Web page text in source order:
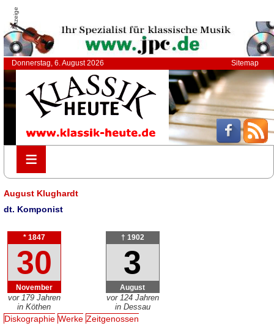
Anzeige
Donnerstag, 6. August 2026 Sitemap
≡
≡
August Klughardt
dt. Komponist
* 1847
30
November
vor 179 Jahren
in Köthen
† 1902
3
August
vor 124 Jahren
in Dessau
Diskographie Werke Zeitgenossen